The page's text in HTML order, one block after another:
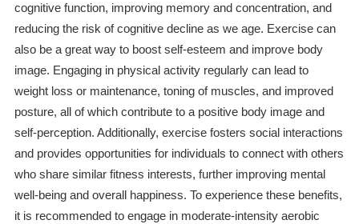
cognitive function, improving memory and concentration, and
reducing the risk of cognitive decline as we age. Exercise can
also be a great way to boost self-esteem and improve body
image. Engaging in physical activity regularly can lead to
weight loss or maintenance, toning of muscles, and improved
posture, all of which contribute to a positive body image and
self-perception. Additionally, exercise fosters social interactions
and provides opportunities for individuals to connect with others
who share similar fitness interests, further improving mental
well-being and overall happiness. To experience these benefits,
it is recommended to engage in moderate-intensity aerobic